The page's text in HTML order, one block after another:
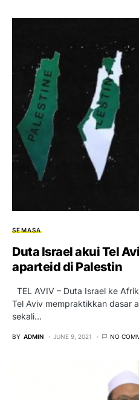
SEMASA
Duta Israel akui Tel
aparteid di Palestin
TEL AVIV – Duta Israel ke
Tel Aviv mempraktikkan dasar
sekali…
BY ADMIN JUNE 9, 2021 NO